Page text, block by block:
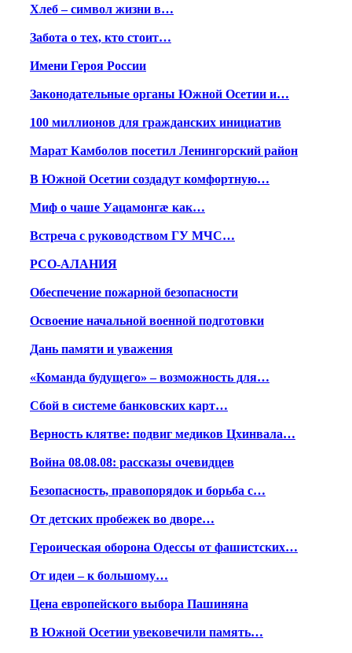
Хлеб – символ жизни в…
Забота о тех, кто стоит…
Имени Героя России
Законодательные органы Южной Осетии и…
100 миллионов для гражданских инициатив
Марат Камболов посетил Ленингорский район
В Южной Осетии создадут комфортную…
Миф о чаше Уацамонгæ как…
Встреча с руководством ГУ МЧС…
РСО-АЛАНИЯ
Обеспечение пожарной безопасности
Освоение начальной военной подготовки
Дань памяти и уважения
«Команда будущего» – возможность для…
Сбой в системе банковских карт…
Верность клятве: подвиг медиков Цхинвала…
Война 08.08.08: рассказы очевидцев
Безопасность, правопорядок и борьба с…
От детских пробежек во дворе…
Героическая оборона Одессы от фашистских…
От идеи – к большому…
Цена европейского выбора Пашиняна
В Южной Осетии увековечили память…